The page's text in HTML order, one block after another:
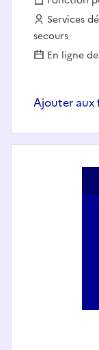
Services
secours
En ligne
Ajouter aux